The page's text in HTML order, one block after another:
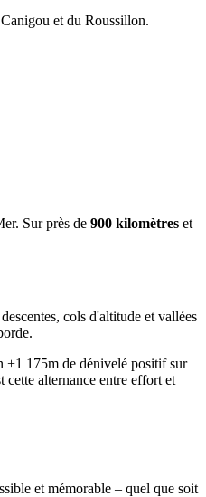
et du Roussillon.
Sur près de 900 kilomètres et
cols d'altitude et vallées
+1 175m de dénivelé positif sur
cette alternance entre effort et
et mémorable – quel que soit